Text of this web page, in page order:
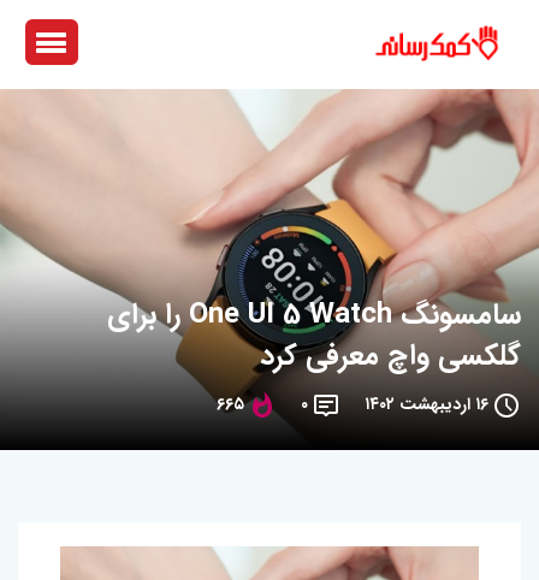
سامسونگ One UI 5 Watch را برای
گلکسی واچ معرفی کرد
۱۶ اردیبهشت ۱۴۰۲ ۰ ۶۶۵